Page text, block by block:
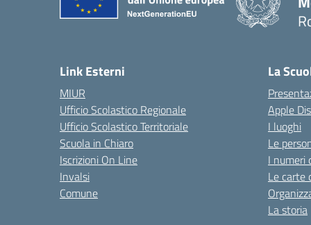
Link Esterni
MIUR
Ufficio Scolastico Regionale
Ufficio Scolastico Territoriale
Scuola in Chiaro
Iscrizioni On Line
Invalsi
Comune
La
Apple
I luoghi
Le
I numeri
Le carte
La storia